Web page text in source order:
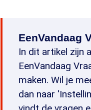
EenVandaag
In dit artikel zijn
EenVandaag
maken. Wil je
dan naar